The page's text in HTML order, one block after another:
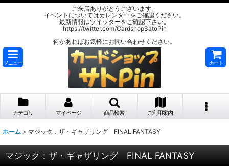
ご来店ありがとうございます。
イベントについてはカレンダーをご確認ください。
最新情報はツイッターをご確認下さい。
https://twitter.com/CardshopSatoPin
何かあればお気軽にお問い合わせください。
メニュー カート
カテゴリ マイページ 商品検索 ご利用案内
ホーム > マジック：ザ・ギャザリング FINAL FANTASY
マジック：ザ・ギャザリング FINAL FANTASY